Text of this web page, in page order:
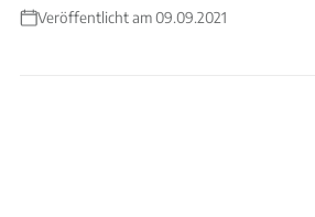
Veröffentlicht am 09.09.2021